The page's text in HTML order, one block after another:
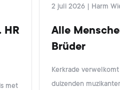
HR
met
2 juli 2026 | Harm
Alle
Brüder
Kerkrade
duizenden